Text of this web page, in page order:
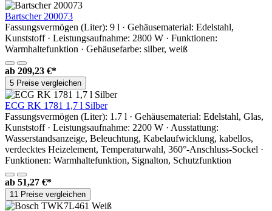
Bartscher 200073
Fassungsvermögen (Liter): 9 l · Gehäusematerial: Edelstahl,
Kunststoff · Leistungsaufnahme: 2800 W · Funktionen:
Warmhaltefunktion · Gehäusefarbe: silber, weiß
ab 209,23 €*
5 Preise vergleichen
ECG RK 1781 1,7 l Silber
Fassungsvermögen (Liter): 1.7 l · Gehäusematerial: Edelstahl, Glas,
Kunststoff · Leistungsaufnahme: 2200 W · Ausstattung:
Wasserstandsanzeige, Beleuchtung, Kabelaufwicklung, kabellos,
verdecktes Heizelement, Temperaturwahl, 360°-Anschluss-Sockel ·
Funktionen: Warmhaltefunktion, Signalton, Schutzfunktion
ab 51,27 €*
11 Preise vergleichen